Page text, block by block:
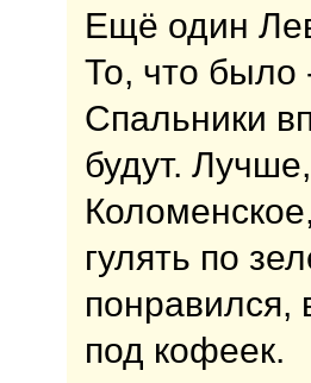
Ещё один
То, что было
Спальники
будут.
гулять по
понравился,
под кофеек.